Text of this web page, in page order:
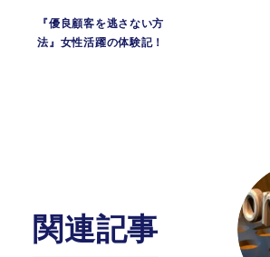
『優良顧客を逃さない方
法』女性活躍の体験記！
関連記事